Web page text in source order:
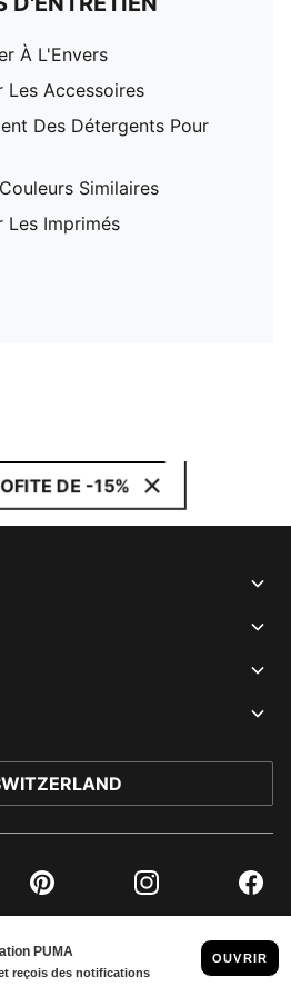
À L'Envers
Les Accessoires
Des Détergents Pour
Similaires
Les Imprimés
DE -15%
Pinterest Instagram
GMBH, 2026. TOUS DROITS RÉSERVÉS
MENTIONS ET DONNÉES LÉGALES